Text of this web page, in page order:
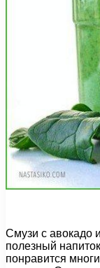
Смузи с авокадо
полезный
понравится